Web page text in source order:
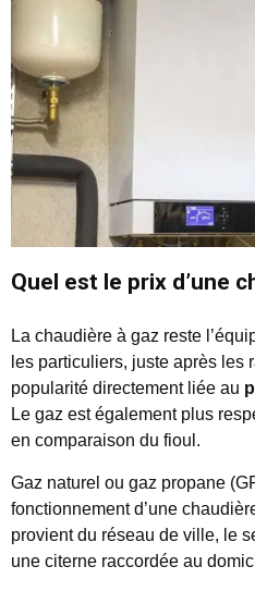
Quel est le prix d’une
La chaudière à gaz reste
les particuliers, juste après les
popularité directement liée au
Le gaz est également plus
en comparaison du fioul.
Gaz naturel ou gaz propane
fonctionnement d’une
provient du réseau de ville, le
une citerne raccordée au